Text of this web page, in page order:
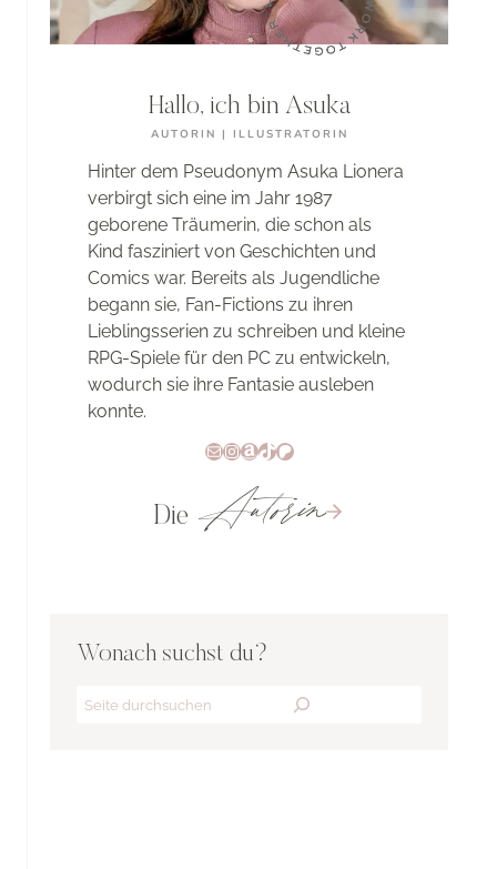
Hallo, ich bin Asuka
AUTORIN | ILLUSTRATORIN
Hinter dem Pseudonym Asuka Lionera
verbirgt sich eine im Jahr 1987
geborene Träumerin, die schon als
Kind fasziniert von Geschichten und
Comics war. Bereits als Jugendliche
begann sie, Fan-Fictions zu ihren
Lieblingsserien zu schreiben und kleine
RPG-Spiele für den PC zu entwickeln,
wodurch sie ihre Fantasie ausleben
konnte.
E-MailInstagram
Amazon
TikTok
Patreon
Die Autorin
Wonach suchst du?
Search